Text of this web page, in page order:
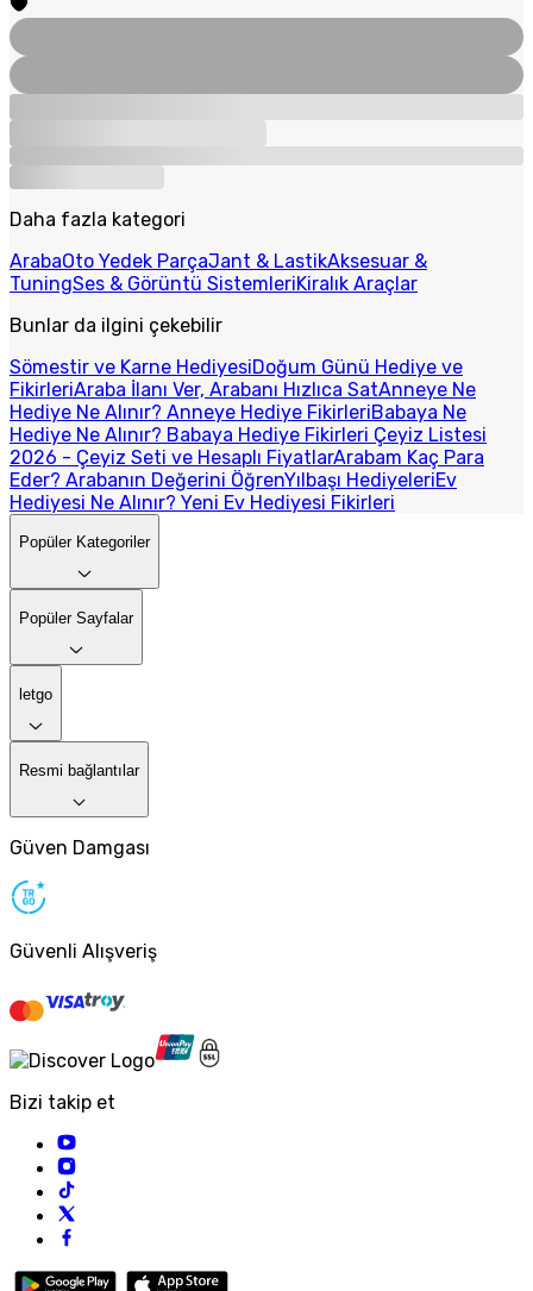
Daha fazla kategori
ArabaOto Yedek ParçaJant & LastikAksesuar &
TuningSes & Görüntü SistemleriKiralık Araçlar
Bunlar da ilgini çekebilir
Sömestir ve Karne HediyesiDoğum Günü Hediye ve
FikirleriAraba İlanı Ver, Arabanı Hızlıca SatAnneye Ne
Hediye Ne Alınır? Anneye Hediye FikirleriBabaya Ne
Hediye Ne Alınır? Babaya Hediye Fikirleri Çeyiz Listesi
2026 - Çeyiz Seti ve Hesaplı FiyatlarArabam Kaç Para
Eder? Arabanın Değerini ÖğrenYılbaşı HediyeleriEv
Hediyesi Ne Alınır? Yeni Ev Hediyesi Fikirleri
Popüler Kategoriler
Popüler Sayfalar
letgo
Resmi bağlantılar
Güven Damgası
Güvenli Alışveriş
Bizi takip et